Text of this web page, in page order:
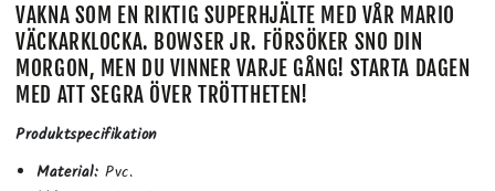
VAKNA SOM EN RIKTIG SUPERHJÄLTE MED VÅR MARIO
VÄCKARKLOCKA. BOWSER JR. FÖRSÖKER SNO DIN
MORGON, MEN DU VINNER VARJE GÅNG! STARTA DAGEN
MED ATT SEGRA ÖVER TRÖTTHETEN!
Produktspecifikation
Material: Pvc.